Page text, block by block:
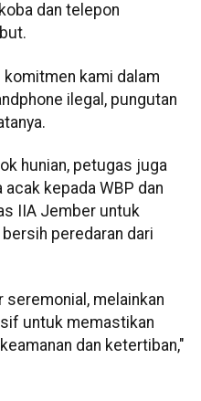
dan telepon
kami dalam
ilegal, pungutan
hunian, petugas juga
kepada WBP dan
IIA Jember untuk
peredaran dari
seremonial, melainkan
untuk memastikan
dan ketertiban,"